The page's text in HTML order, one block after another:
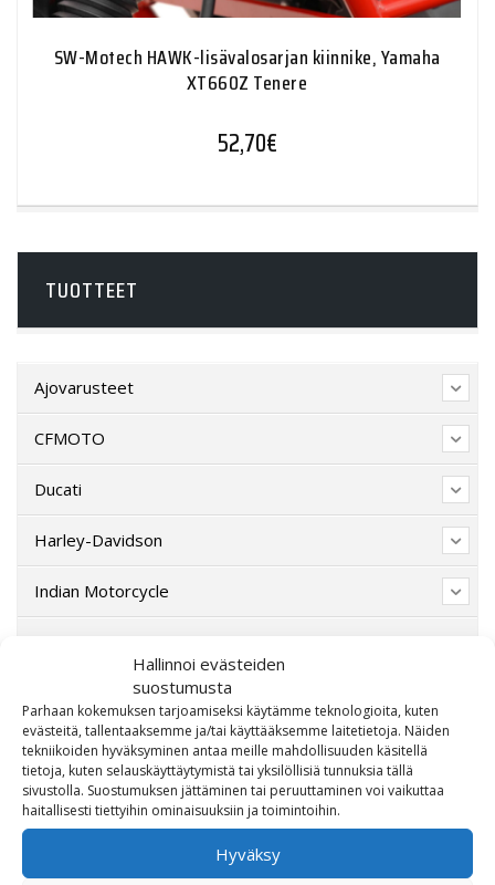
Hallinnoi evästeiden
suostumusta
Parhaan kokemuksen tarjoamiseksi käytämme teknologioita, kuten
evästeitä, tallentaaksemme ja/tai käyttääksemme laitetietoja. Näiden
tekniikoiden hyväksyminen antaa meille mahdollisuuden käsitellä
tietoja, kuten selauskäyttäytymistä tai yksilöllisiä tunnuksia tällä
sivustolla. Suostumuksen jättäminen tai peruuttaminen voi vaikuttaa
haitallisesti tiettyihin ominaisuuksiin ja toimintoihin.
Hyväksy
SW-Motech HAWK-lisävalosarjan kiinnike, Yamaha
XT660Z Tenere
52,70€
TUOTTEET
Ajovarusteet
CFMOTO
Ducati
Harley-Davidson
Indian Motorcycle
Lisävarusteet
Poistotori
Polaris